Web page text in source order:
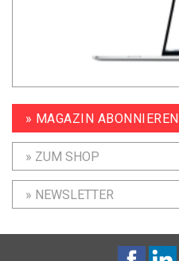
» MAGAZIN ABONNIEREN
» ZUM SHOP
» NEWSLETTER